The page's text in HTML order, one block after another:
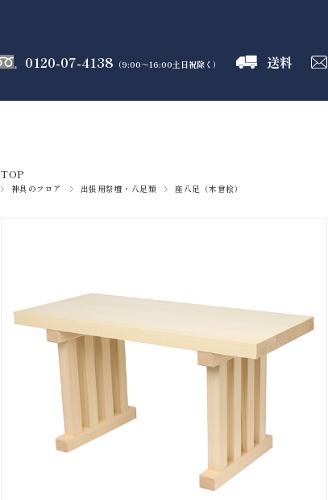
0120-07-4138 （9:00～16:00土日祝除く） 送料
TOP
神具のフロア 出張用祭壇・八足類 座八足（木曾桧）